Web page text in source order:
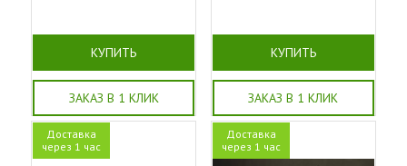
КУПИТЬ
ЗАКАЗ В 1 КЛИК
КУПИТЬ
ЗАКАЗ В 1 КЛИК
Доставка
через 1 час
Доставка
через 1 час